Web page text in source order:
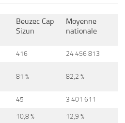
Beuzec Cap
Sizun
Moyenne
nationale
416 24 456 813
81 % 82,2 %
45 3 401 611
10,8 % 12,9 %